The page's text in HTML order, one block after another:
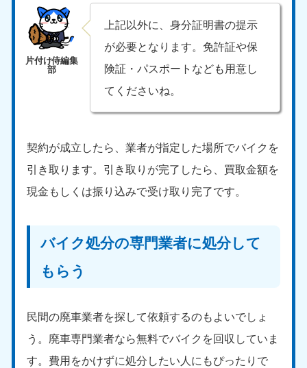
上記以外に、身分証明書の提示
が必要となります。免許証や保
険証・パスポートなども用意し
てくださいね。
契約が成立したら、業者が指定した場所でバイクを
引き取ります。引き取りが完了したら、買取金額を
現金もしくは振り込みで受け取り完了です。
バイク処分の専門業者に処分して
もらう
民間の廃車業者を探して依頼するのもよいでしょ
う。廃車専門業者なら無料でバイクを回収していま
す。費用をかけずに処分したい人にもぴったりで
050-1881-5146
9:00〜19:00 年中無休
050-1880-9900
9:00〜19:00 年中無休
050-1881-5144
鳥取県
050-1881-5156
島根県
9:00〜19:00 年中無休
四国
香川県
9:00〜19:00 年中無休
徳島県
050-1880-9896
9:00〜19:00 年中無休
九州・沖縄
福岡県
050-1880-9895
佐賀県
050-1880-9894